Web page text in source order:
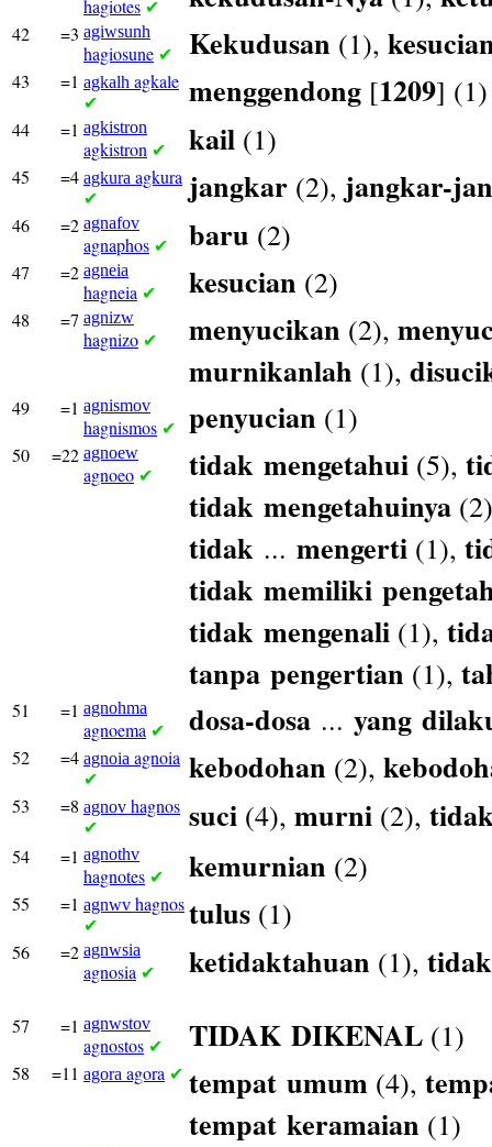
hagiotes ✔
42 =3 agiwsunh
hagiosune ✔ Kekudusan (1),
43 =1 agkalh agkale
✔ menggendong [1209] (1)
44 =1 agkistron
agkistron ✔ kail (1)
45 =4 agkura agkura
✔ jangkar (2), jangkar-
46 =2 agnafov
agnaphos ✔ baru (2)
47 =2 agneia
hagneia ✔ kesucian (2)
48 =7 agnizw
hagnizo ✔ menyucikan (2),
murnikanlah (1),
49 =1 agnismov
hagnismos ✔ penyucian (1)
50 =22 agnoew
agnoeo ✔ tidak mengetahui (5),
tidak mengetahuinya
tidak ... mengerti (1),
tidak memiliki
tidak mengenali (1),
tanpa pengertian (1),
51 =1 agnohma
agnoema ✔ dosa-dosa ... yang
52 =4 agnoia agnoia
✔ kebodohan (2),
53 =8 agnov hagnos
✔ suci (4), murni (2),
54 =1 agnothv
hagnotes ✔ kemurnian (2)
55 =1 agnwv hagnos
✔ tulus (1)
56 =2 agnwsia
agnosia ✔ ketidaktahuan (1), tidak
57 =1 agnwstov
agnostos ✔ TIDAK DIKENAL (1)
58 =11 agora agora ✔ tempat umum (4),
tempat keramaian (1)